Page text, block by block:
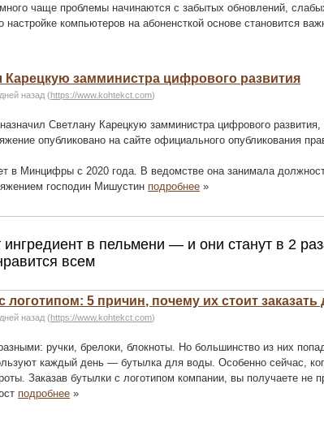
чаще проблемы начинаются с забытых обновлений,
настройке компьютеров на абоненсткой основе становится
Карецкую замминистра цифрового развития
назад( https://www.kohtekct.com)
Светлану Карецкую замминистра цифрового
опубликовано на сайте официального опубликования
в Минцифры с 2020 года. В ведомстве она занимала
господин Мишустин подробнее »
5 причин, почему их стоит
назад( https://www.kohtekct.com)
ручки, брелоки, блокноты. Но большинство из них
каждый день — бутылка для воды. Особенно сейчас,
Заказав бутылки с логотипом компании, вы получаете не
подробнее »